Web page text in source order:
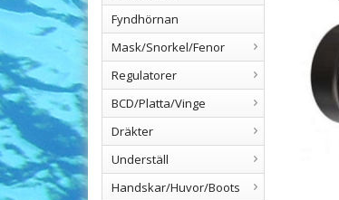
Fyndhörnan
Mask/Snorkel/Fenor
Regulatorer
BCD/Platta/Vinge
Dräkter
Underställ
Handskar/Huvor/Boots